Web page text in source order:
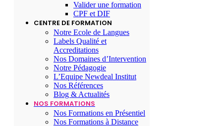
Valider une formation
CPF et DIF
CENTRE DE FORMATION
Notre Ecole de Langues
Labels Qualité et
Accreditations
Nos Domaines d’Intervention
Notre Pédagogie
L’Equipe Newdeal Institut
Nos Références
Blog & Actualités
NOS FORMATIONS
Nos Formations en Présentiel
Nos Formations à Distance